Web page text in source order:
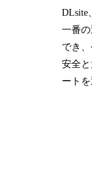
DLsite
一番
でき
安全
ートを